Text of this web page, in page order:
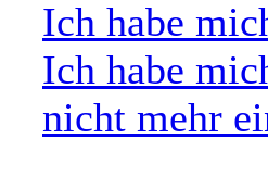
Ich habe
Ich habe
nicht mehr